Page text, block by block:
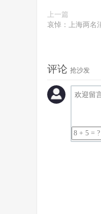
上一篇
哀悼：上海两名
评论 抢沙发